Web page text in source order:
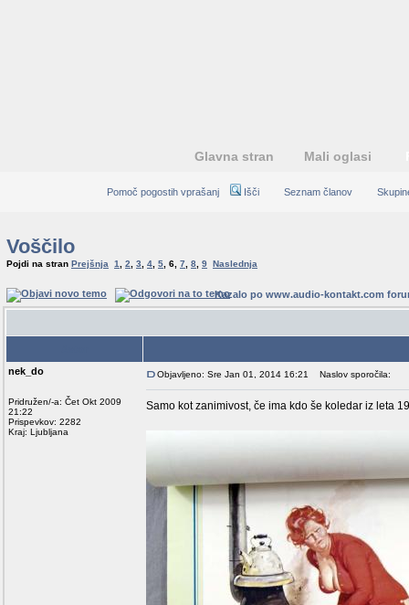
Glavna stran Mali oglasi
Pomoč pogostih vprašanj Išči Seznam članov
Voščilo
Pojdi na stran Prejšnja 1 2 3 4 5 6 7 8 9 Naslednja
Kazalo po www.audio-kontakt.com
nek_do
Pridružen/-a: Čet Okt 2009
21:22
Prispevkov: 2282
Kraj: Ljubljana
Objavljeno: Sre Jan 01, 2014 16:21 Naslov sporočila:
Samo kot zanimivost, če ima kdo še koledar iz leta